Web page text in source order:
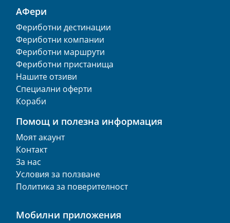
АФери
Фериботни дестинации
Фериботни компании
Фериботни маршрути
Фериботни пристанища
Нашите отзиви
Специални оферти
Кораби
Помощ и полезна информация
Моят акаунт
Контакт
За нас
Условия за ползване
Политика за поверителност
Мобилни приложения